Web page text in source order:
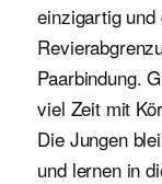
einzigartig und
Paarbindung.
viel Zeit mit
Die Jungen
und lernen in